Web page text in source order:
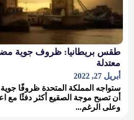
طقس بريطانيا: ظروف جوية
معتدلة
أبريل 27, 2022
ستواجه المملكة المتحدة ظروفًا
أن تصبح موجة الصقيع أكثر دفئًا مع
وعلى الرغم...